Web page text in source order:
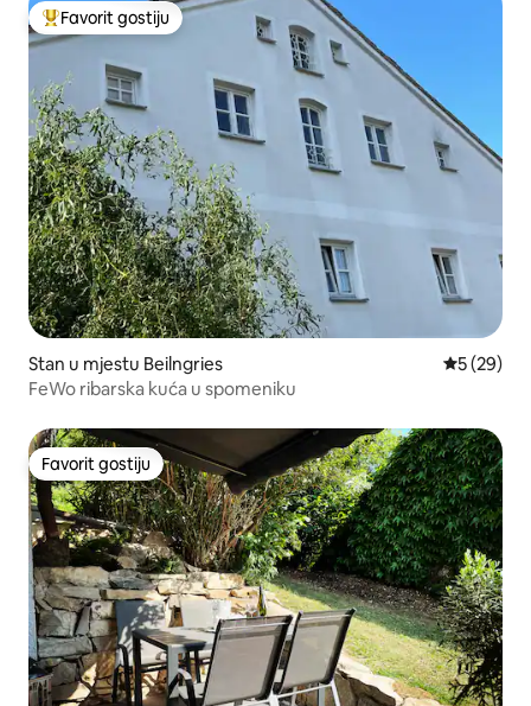
Glavni favorit gostiju
Favorit gostiju
Stan u mjestu Beilngries prosječna
5 (29)
FeWo ribarska kuća u spomeniku
Favorit gostiju
Favorit gostiju